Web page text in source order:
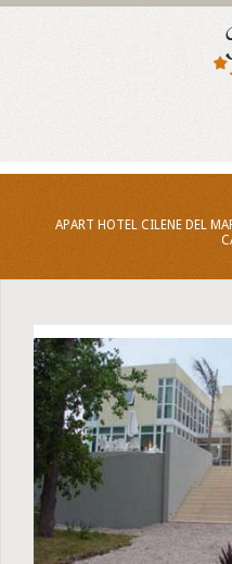
APART HOTEL CILENE DEL